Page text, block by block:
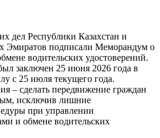
дел Республики Казахстан и
Эмиратов подписали Меморандум о
водительских удостоверений.
заключен 25 июня 2026 года в
с 25 июля текущего года.
– сделать передвижение граждан
исключив лишние
при управлении
и обмене водительских